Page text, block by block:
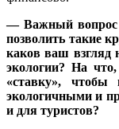
— Важный вопрос
позволить такие
каков ваш взгляд
экологии? На
«ставку»,
экологичными и
и для туристов?